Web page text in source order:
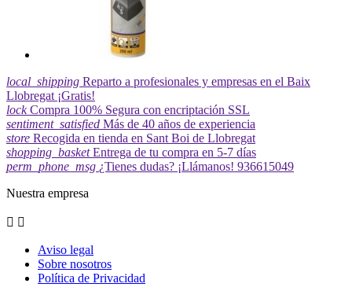
local_shipping Reparto a profesionales y empresas en el Baix
Llobregat ¡Gratis!
lock Compra 100% Segura con encriptación SSL
sentiment_satisfied Más de 40 años de experiencia
store Recogida en tienda en Sant Boi de Llobregat
shopping_basket Entrega de tu compra en 5-7 días
perm_phone_msg ¿Tienes dudas? ¡Llámanos! 936615049
Nuestra empresa
 
Aviso legal
Sobre nosotros
Política de Privacidad